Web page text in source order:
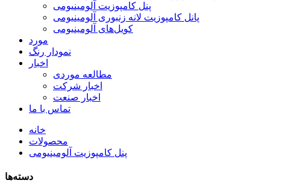
پنل کامپوزیت آلومینیومی
پانل کامپوزیت لانه زنبوری آلومینیومی
کویل‌های آلومینیومی
مورد
نمودار رنگ
اخبار
مطالعه موردی
اخبار شرکت
اخبار صنعت
تماس با ما
خانه
محصولات
پنل کامپوزیت آلومینیومی
دسته‌ها